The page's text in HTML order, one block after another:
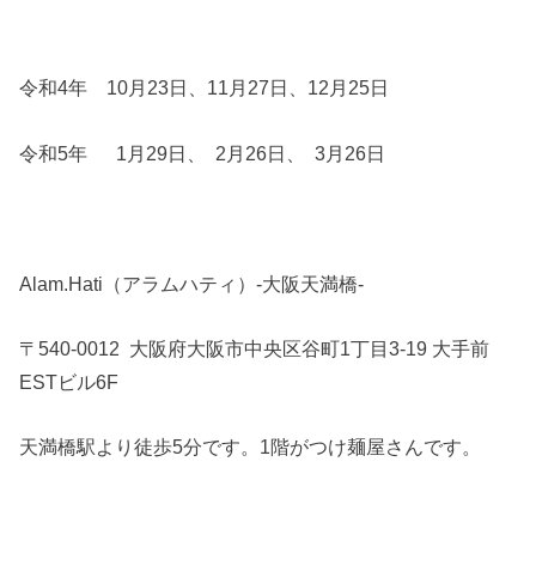
令和4年 10月23日、11月27日、12月25日
令和5年 1月29日、 2月26日、 3月26日
Alam.Hati（アラムハティ）-大阪天満橋-
〒540-0012 大阪府大阪市中央区谷町1丁目3-19 大手前
ESTビル6F
天満橋駅より徒歩5分です。1階がつけ麺屋さんです。